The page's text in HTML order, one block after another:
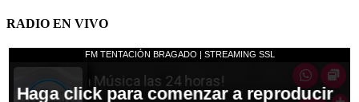
RADIO EN VIVO